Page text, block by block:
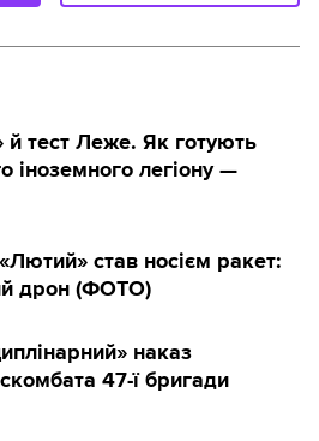
й тест Леже. Як готують
іноземного легіону —
став носієм ракет:
дрон (ФОТО)
наказ
47-ї бригади